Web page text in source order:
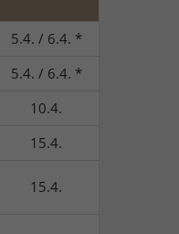
5.4. / 6.4. *
5.4. / 6.4. *
10.4.
15.4.
15.4.